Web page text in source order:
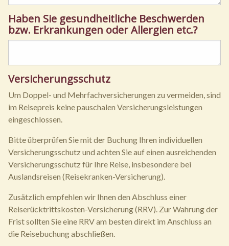
Haben Sie gesundheitliche Beschwerden
bzw. Erkrankungen oder Allergien etc.?
Versicherungsschutz
Um Doppel- und Mehrfachversicherungen zu vermeiden, sind
im Reisepreis keine pauschalen Versicherungsleistungen
eingeschlossen.
Bitte überprüfen Sie mit der Buchung Ihren individuellen
Versicherungsschutz und achten Sie auf einen ausreichenden
Versicherungsschutz für Ihre Reise, insbesondere bei
Auslandsreisen (Reisekranken-Versicherung).
Zusätzlich empfehlen wir Ihnen den Abschluss einer
Reiserücktrittskosten-Versicherung (RRV). Zur Wahrung der
Frist sollten Sie eine RRV am besten direkt im Anschluss an
die Reisebuchung abschließen.